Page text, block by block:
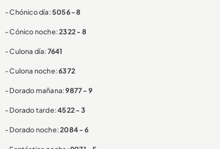
- Chónico día:5056 - 8
- Cónico noche:2322 - 8
- Culona día: 7641
- Culona noche:6372
- Dorado mañana:9877 - 9
- Dorado tarde:4522 - 3
- Dorado noche:2084 - 6